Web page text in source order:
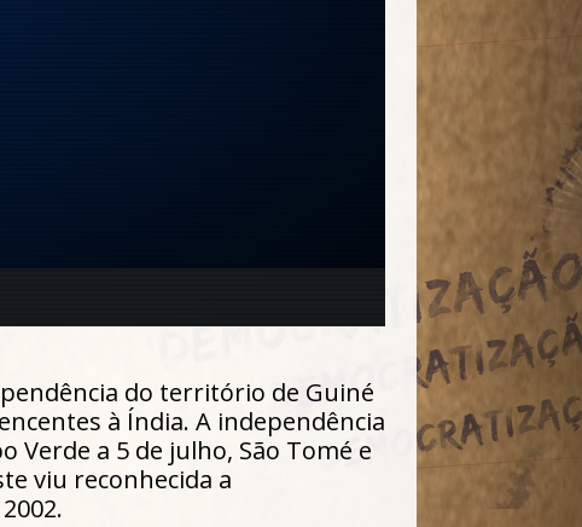
do território de Guiné
à Índia. A independência
a 5 de julho, São Tomé e
viu reconhecida a